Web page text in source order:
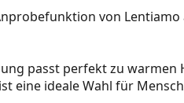
von Lentiamo
passt perfekt zu
eine ideale Wahl für